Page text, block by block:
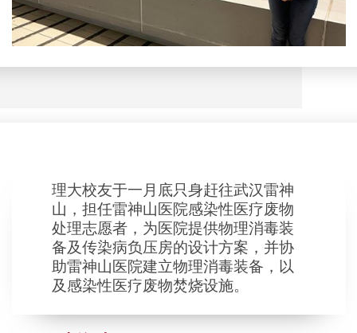
理大校友于一月底只身赶往武汉雷神
山，担任雷神山医院感染性医疗废物
处理志愿者，为医院提供物理消毒装
备及传染病负压房的设计方案，并协
助雷神山医院建立物理消毒装备，以
及感染性医疗废物焚烧设施。